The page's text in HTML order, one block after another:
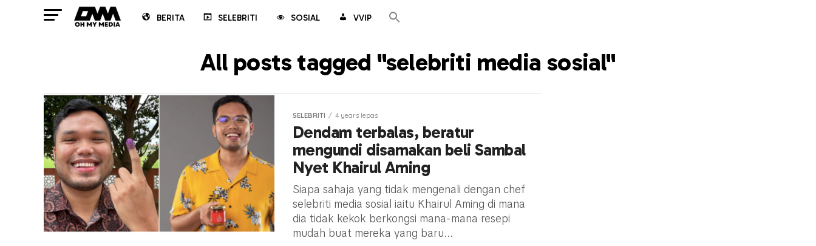
BERITA SELEBRITI SOSIAL VVIP
All posts tagged "selebriti media sosial"
SELEBRITI 4 years lepas
Dendam terbalas, beratur
mengundi disamakan beli Sambal
Nyet Khairul Aming
Siapa sahaja yang tidak mengenali dengan chef
selebriti media sosial iaitu Khairul Aming di mana
dia tidak kekok berkongsi mana-mana resepi
mudah buat mereka yang baru...